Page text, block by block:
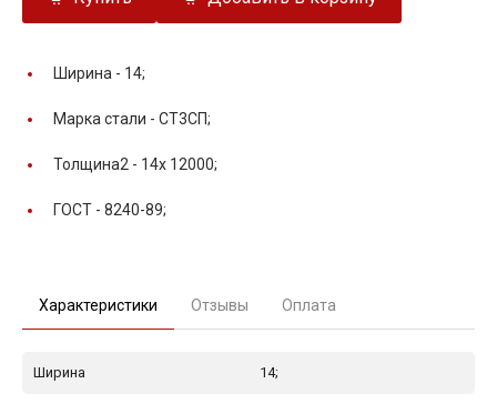
Ширина - 14;
Марка стали - СТ3СП;
Толщина2 - 14x 12000;
ГОСТ - 8240-89;
Характеристики Отзывы Оплата
Ширина 14;